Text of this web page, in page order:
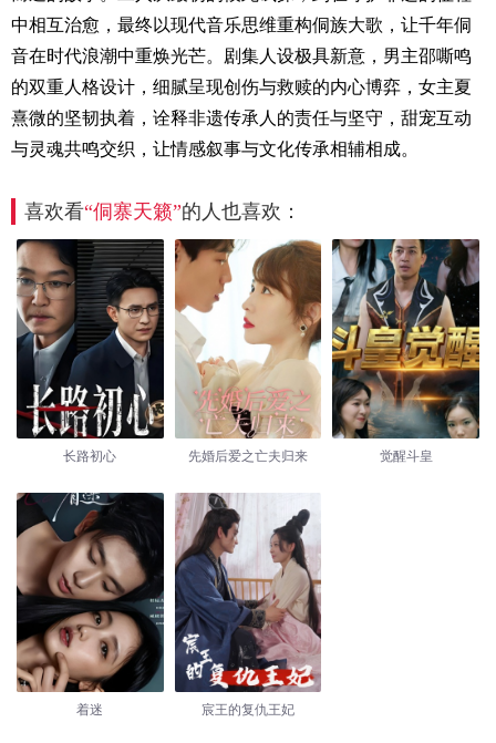
中相互治愈，最终以现代音乐思维重构侗族大歌，让千年侗
音在时代浪潮中重焕光芒。剧集人设极具新意，男主邵嘶鸣
的双重人格设计，细腻呈现创伤与救赎的内心博弈，女主夏
熹微的坚韧执着，诠释非遗传承人的责任与坚守，甜宠互动
与灵魂共鸣交织，让情感叙事与文化传承相辅相成。
喜欢看“侗寨天籁”的人也喜欢：
长路初心 先婚后爱之亡夫归来 觉醒斗皇
着迷 宸王的复仇王妃